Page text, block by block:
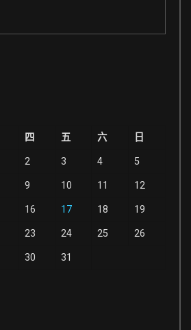
四 五 六 日
2 3 4 5
9 10 11 12
16 17 18 19
23 24 25 26
30 31